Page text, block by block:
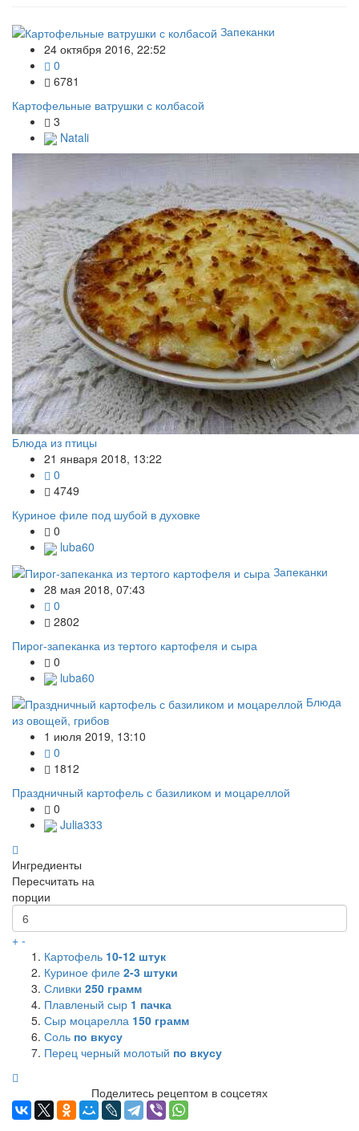
Запеканки
24 октября 2016, 22:52
0
6781
Картофельные ватрушки с колбасой
3
Natali
Блюда из птицы
21 января 2018, 13:22
0
4749
Куриное филе под шубой в духовке
0
luba60
Запеканки
28 мая 2018, 07:43
0
2802
Пирог-запеканка из тертого картофеля и сыра
0
luba60
Блюда
из овощей, грибов
1 июля 2019, 13:10
0
1812
Праздничный картофель с базиликом и моцареллой
0
Julia333
Ингредиенты
Пересчитать на
порции
+ -
Картофель 10-12 штук
Куриное филе 2-3 штуки
Сливки 250 грамм
Плавленый сыр 1 пачка
Сыр моцарелла 150 грамм
Соль по вкусу
Перец черный молотый по вкусу
Поделитесь рецептом в соцсетях